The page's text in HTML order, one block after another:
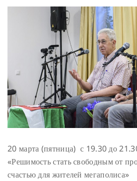
20 марта (пятница) с 19.30 до
«Решимость стать свободным от
счастью для жителей мегаполиса»